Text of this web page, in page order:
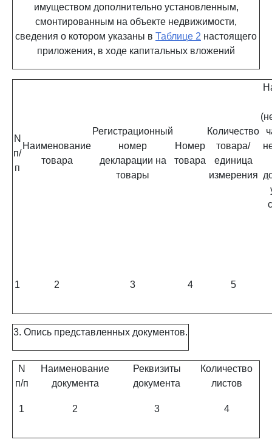
имуществом дополнительно установленным,
смонтированным на объекте недвижимости,
сведения о котором указаны в Таблице 2 настоящего
приложения, в ходе капитальных вложений
N
п/
п
Наименование
товара
Регистрационный
номер
декларации на
товары
Номер
товара
Количество
товара/
единица
измерения
1 2 3 4 5
3. Опись представленных документов.
N
п/п
Наименование
документа
Реквизиты
документа
Количество
листов
1 2 3 4